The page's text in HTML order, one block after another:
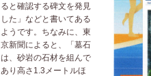
ると確認する碑文を発見
した」などと書いてある
ようです。ちなみに、東
京新聞によると、「墓石
は、砂岩の石材を組んで
あり高さ1.3メートルほ